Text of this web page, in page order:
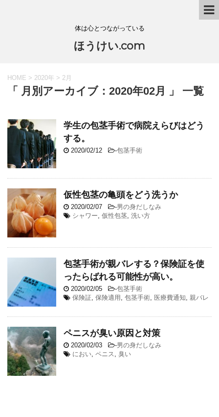
体は心とつながっている
ほうけい.com
HOME > 2020年 > 2月
「 月別アーカイブ：2020年02月 」 一覧
学生の包茎手術で病院えらびはどう
する。
2020/02/12 -包茎手術
仮性包茎の亀頭をどう洗うか
2020/02/07 -男の身だしなみ
シャワー, 仮性包茎, 洗い方
包茎手術が親バレする？保険証を使
ったらばれる可能性が高い。
2020/02/05 -包茎手術
保険証, 保険適用 , 包茎手術, 医療費通知, 親バレ
ペニスが臭い原因と対策
2020/02/03 -男の身だしなみ
におい, ペニス , 臭い